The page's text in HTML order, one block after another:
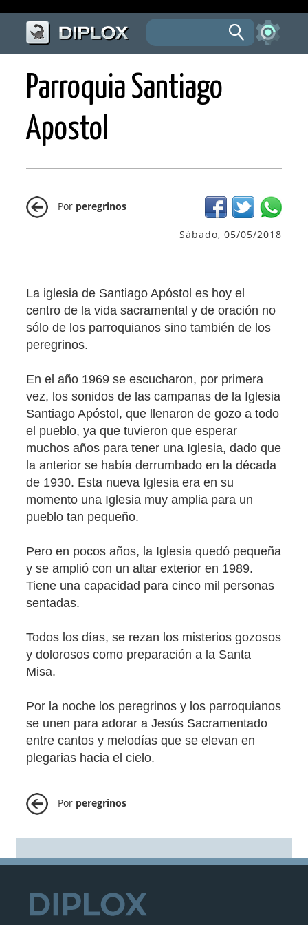
Parroquia Santiago
Apostol
Por peregrinos
Sábado, 05/05/2018
La iglesia de Santiago Apóstol es hoy el
centro de la vida sacramental y de oración no
sólo de los parroquianos sino también de los
peregrinos.
En el año 1969 se escucharon, por primera
vez, los sonidos de las campanas de la Iglesia
Santiago Apóstol, que llenaron de gozo a todo
el pueblo, ya que tuvieron que esperar
muchos años para tener una Iglesia, dado que
la anterior se había derrumbado en la década
de 1930. Esta nueva Iglesia era en su
momento una Iglesia muy amplia para un
pueblo tan pequeño.
Pero en pocos años, la Iglesia quedó pequeña
y se amplió con un altar exterior en 1989.
Tiene una capacidad para cinco mil personas
sentadas.
Todos los días, se rezan los misterios gozosos
y dolorosos como preparación a la Santa
Misa.
Por la noche los peregrinos y los parroquianos
se unen para adorar a Jesús Sacramentado
entre cantos y melodías que se elevan en
plegarias hacia el cielo.
Por peregrinos